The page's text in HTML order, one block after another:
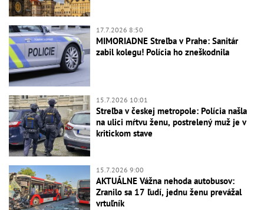
17.7.2026 8:50
MIMORIADNE Streľba v Prahe: Sanitár
zabil kolegu! Polícia ho zneškodnila
15.7.2026 10:01
Streľba v českej metropole: Polícia našla
na ulici mŕtvu ženu, postrelený muž je v
kritickom stave
15.7.2026 9:00
AKTUÁLNE Vážna nehoda autobusov:
Zranilo sa 17 ľudí, jednu ženu prevážal
vrtuľník